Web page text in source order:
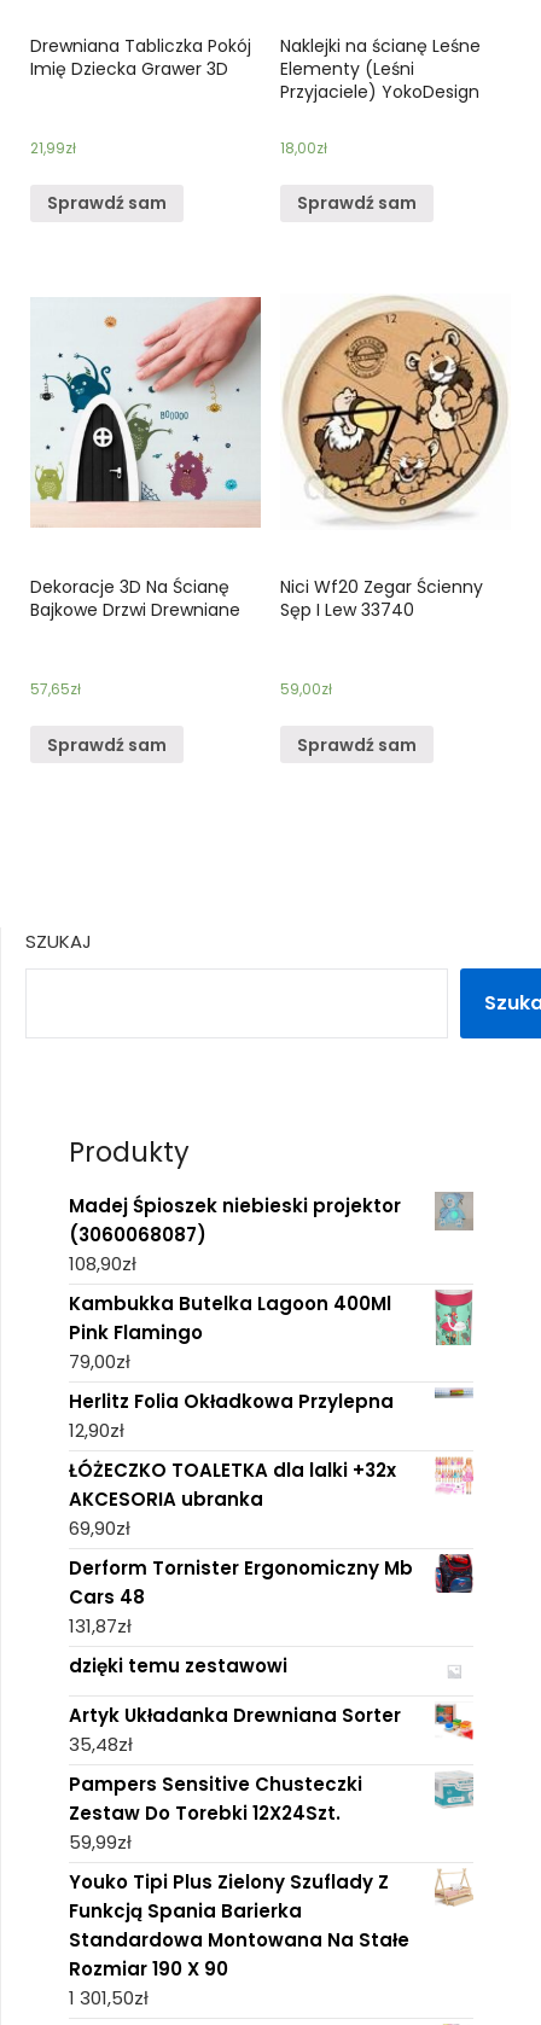
Drewniana Tabliczka Pokój
Imię Dziecka Grawer 3D
21,99zł
Sprawdź sam
Naklejki na ścianę Leśne
Elementy (Leśni
Przyjaciele) YokoDesign
18,00zł
Sprawdź sam
Dekoracje 3D Na Ścianę
Bajkowe Drzwi Drewniane
57,65zł
Sprawdź sam
Nici Wf20 Zegar Ścienny
Sęp I Lew 33740
59,00zł
Sprawdź sam
SZUKAJ
Produkty
Madej Śpioszek niebieski projektor
(3060068087)
108,90zł
Kambukka Butelka Lagoon 400Ml
Pink Flamingo
79,00zł
Herlitz Folia Okładkowa Przylepna
12,90zł
ŁÓŻECZKO TOALETKA dla lalki +32x
AKCESORIA ubranka
69,90zł
Derform Tornister Ergonomiczny Mb
Cars 48
131,87zł
dzięki temu zestawowi
Artyk Układanka Drewniana Sorter
35,48zł
Pampers Sensitive Chusteczki
Zestaw Do Torebki 12X24Szt.
59,99zł
Youko Tipi Plus Zielony Szuflady Z
Funkcją Spania Barierka
Standardowa Montowana Na Stałe
Rozmiar 190 X 90
1 301,50zł